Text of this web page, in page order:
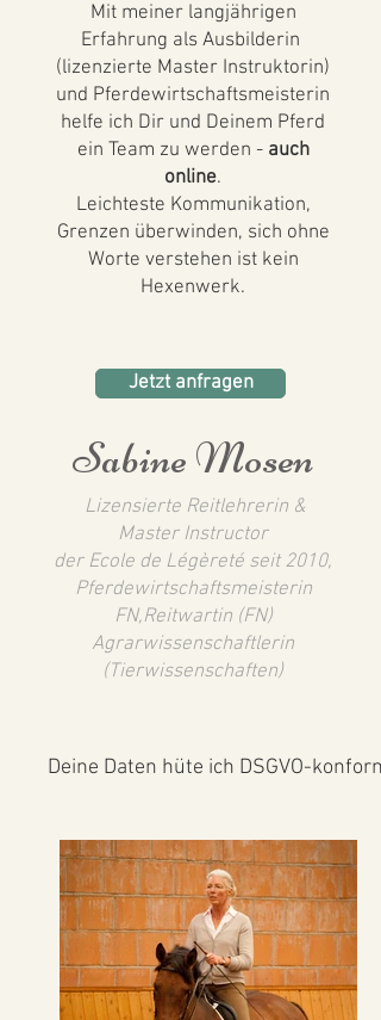
Mit meiner langjährigen
Erfahrung als Ausbilderin
(lizenzierte Master Instruktorin)
und Pferdewirtschaftsmeisterin
helfe ich Dir und Deinem Pferd
ein Team zu werden -auch
online.
Leichteste Kommunikation,
Grenzen überwinden, sich ohne
Worte verstehen ist kein
Hexenwerk.
Jetzt anfragen
Sabine Mosen
Lizensierte Reitlehrerin &
Master Instructor
der Ecole de Légèreté seit 2010,
Pferdewirtschaftsmeisterin
FN,Reitwartin (FN)
Agrarwissenschaftlerin
(Tierwissenschaften)
Deine Daten hüte ich DSGVO-